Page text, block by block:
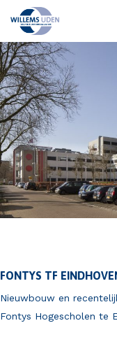
FONTYS TF
Nieuwbouw en
Fontys Hogescholen te